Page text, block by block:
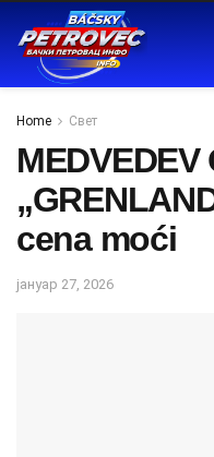
Home Свет
MEDVEDEV
cena moći
јануар 27, 2026